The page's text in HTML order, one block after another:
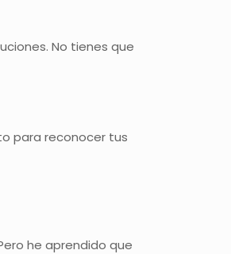
No tienes que
para reconocer tus
he aprendido que